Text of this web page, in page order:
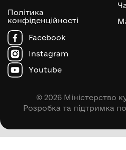
Політика
конфіденційності
Facebook
Instagram
Youtube
© 2026 Міністерство
Розробка та підтримка